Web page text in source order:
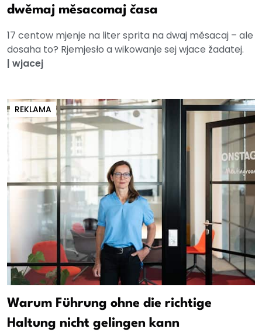
dwěmaj měsacomaj časa
17 centow mjenje na liter sprita na dwaj měsacaj – ale
dosaha to? Rjemjesło a wikowanje sej wjace žadatej.
| wjacej
REKLAMA
Warum Führung ohne die richtige
Haltung nicht gelingen kann